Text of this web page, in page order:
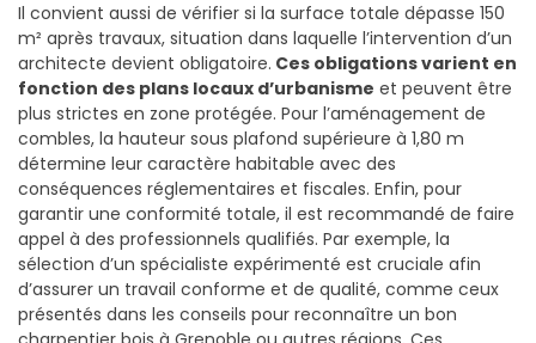
Il convient aussi de vérifier si la surface totale dépasse 150
m² après travaux, situation dans laquelle l’intervention d’un
architecte devient obligatoire. Ces obligations varient en
fonction des plans locaux d’urbanisme et peuvent être
plus strictes en zone protégée. Pour l’aménagement de
combles, la hauteur sous plafond supérieure à 1,80 m
détermine leur caractère habitable avec des
conséquences réglementaires et fiscales. Enfin, pour
garantir une conformité totale, il est recommandé de faire
appel à des professionnels qualifiés. Par exemple, la
sélection d’un spécialiste expérimenté est cruciale afin
d’assurer un travail conforme et de qualité, comme ceux
présentés dans les conseils pour reconnaître un bon